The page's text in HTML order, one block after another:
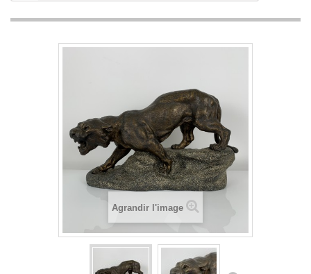
Agrandir l'image